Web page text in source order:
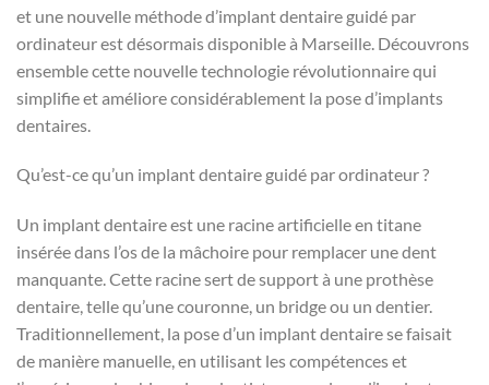
et une nouvelle méthode d’implant dentaire guidé par
ordinateur est désormais disponible à Marseille. Découvrons
ensemble cette nouvelle technologie révolutionnaire qui
simplifie et améliore considérablement la pose d’implants
dentaires.
Qu’est-ce qu’un implant dentaire guidé par ordinateur ?
Un implant dentaire est une racine artificielle en titane
insérée dans l’os de la mâchoire pour remplacer une dent
manquante. Cette racine sert de support à une prothèse
dentaire, telle qu’une couronne, un bridge ou un dentier.
Traditionnellement, la pose d’un implant dentaire se faisait
de manière manuelle, en utilisant les compétences et